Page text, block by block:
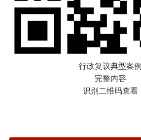
行政复议典型案例
完整内容
识别二维码查看